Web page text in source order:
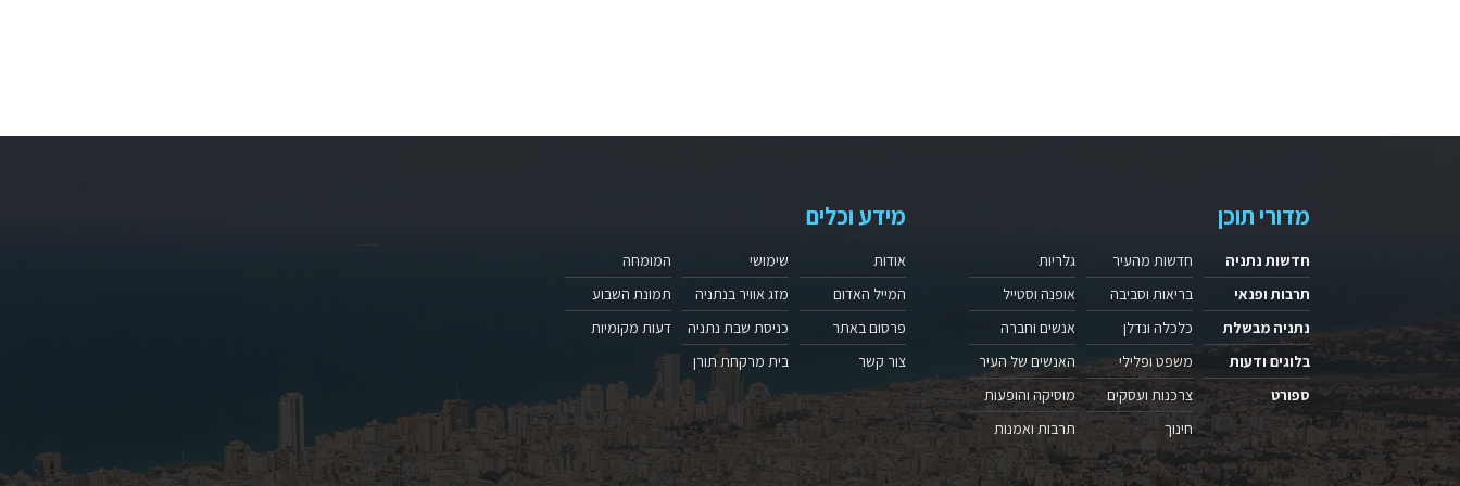
מדורי תוכן
חדשות נתניה
תרבות ופנאי
נתניה מבשלת
בלוגים ודעות
ספורט
חדשות מהעיר
בריאות וסביבה
כלכלה ונדלן
משפט ופלילי
צרכנות ועסקים
חינוך
גלריות
אופנה וסטייל
אנשים וחברה
האנשים של העיר
מוסיקה והופעות
תרבות ואמנות
מידע וכלים
אודות
המייל האדום
פרסום באתר
צור קשר
שימושי
מזג אוויר בנתניה
כניסת שבת נתניה
בית מרקחת תורן
המומחה
תמונת השבוע
דעות מקומיות